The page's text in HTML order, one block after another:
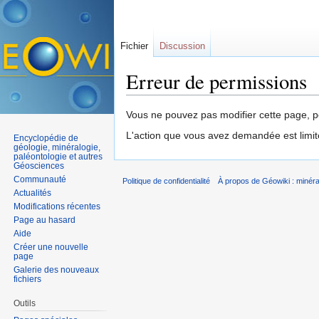
Erreur de permissions
Vous ne pouvez pas modifier cette page,
L'action que vous avez demandée est
Fichier Discussion
Encyclopédie de
géologie, minéralogie,
paléontologie et autres
Géosciences
Communauté
Actualités
Modifications récentes
Page au hasard
Aide
Créer une nouvelle
page
Galerie des nouveaux
fichiers
Outils
Politique de confidentialité À propos de Géowiki :